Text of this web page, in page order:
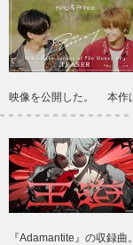
映像を公開した。 本作
『Adamantite』の収録